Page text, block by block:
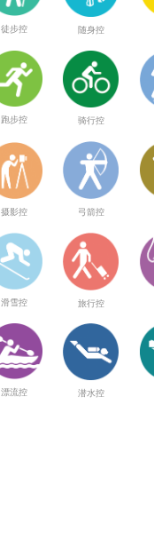
徒步控 随身控
跑步控 骑行控
摄影控 弓箭控
滑雪控 旅行控
漂流控 潜水控